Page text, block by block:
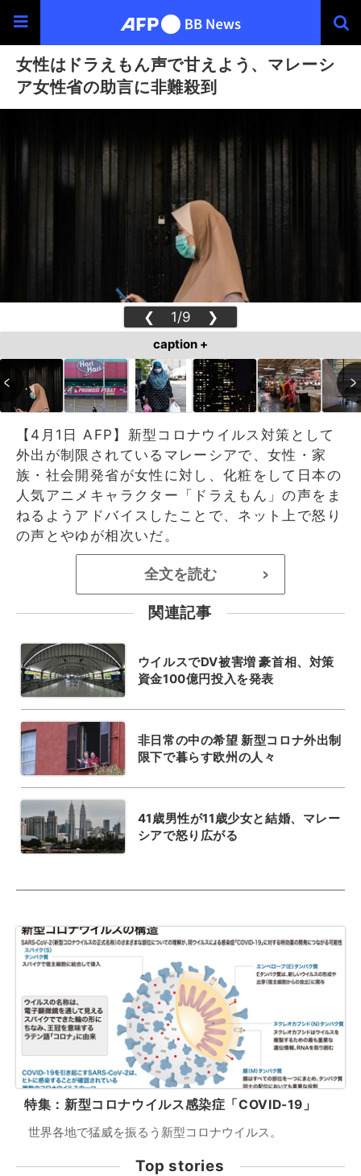
女性はドラえもん声で甘えよう、マレーシ
ア女性省の助言に非難殺到
❮ 1/9 ❯
caption +
【4月1日 AFP】新型コロナウイルス対策として
外出が制限されているマレーシアで、女性・家
族・社会開発省が女性に対し、化粧をして日本の
人気アニメキャラクター「ドラえもん」の声をま
ねるようアドバイスしたことで、ネット上で怒り
の声とやゆが相次いだ。
全文を読む >
関連記事
ウイルスでDV被害増 豪首相、対策
資金100億円投入を発表
非日常の中の希望 新型コロナ外出制
限下で暮らす欧州の人々
41歳男性が11歳少女と結婚、マレー
シアで怒り広がる
特集：新型コロナウイルス感染症「COVID-19」
世界各地で猛威を振るう新型コロナウイルス。
Top stories